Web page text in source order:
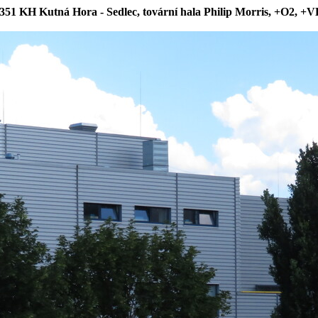
KH Kutná Hora - Sedlec, tovární hala Philip Morris, +O2,